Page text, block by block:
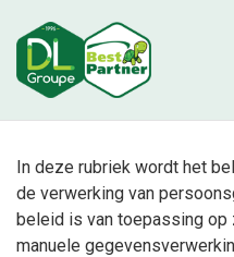
In deze rubriek wordt het
de verwerking van
beleid is van toepassing
manuele